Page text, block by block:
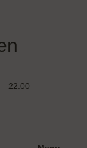
22.00